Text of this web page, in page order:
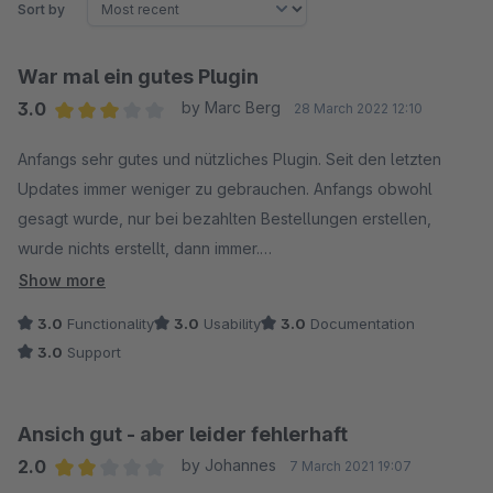
Sort by
War mal ein gutes Plugin
3.0
by Marc Berg 28 March 2022 12:10
Anfangs sehr gutes und nützliches Plugin. Seit den letzten
Updates immer weniger zu gebrauchen. Anfangs obwohl
gesagt wurde, nur bei bezahlten Bestellungen erstellen,
wurde nichts erstellt, dann immer.
Dann wurde willkürlich Rechnungsnummern übersprungen.
ordentlich ist, wird keine mehr automatisch erstellt. Schade! Ich
denke selber Fehler wie bei Johannes. Und selbst wenn es
Show more
3.0 Functionality 3.0 Usability 3.0 Documentation
3.0 Support
Ansich gut - aber leider fehlerhaft
2.0
by Johannes 7 March 2021 19:07